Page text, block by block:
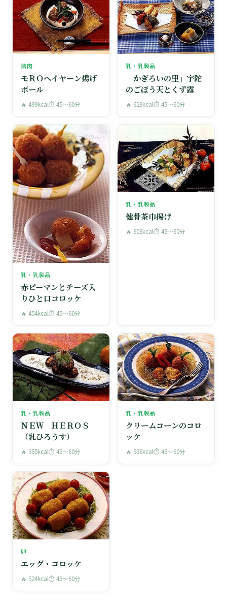
鶏肉
モＲＯヘイヤーン揚げ
ボール
🔥 499kcal⏱ 45〜60分
乳・乳製品
「かぎろいの里」宇陀
のごぼう天とくず露
🔥 629kcal⏱ 45〜60分
乳・乳製品
赤ピーマンとチーズ入
りひと口コロッケ
🔥 454kcal⏱ 45〜60分
乳・乳製品
健骨茶巾揚げ
🔥 908kcal⏱ 45〜60分
乳・乳製品
ＮＥＷ ＨＥＲＯＳ
（乳ひろうす）
🔥 355kcal⏱ 45〜60分
乳・乳製品
クリームコーンのコロ
ッケ
🔥 538kcal⏱ 45〜60分
卵
エッグ・コロッケ
🔥 524kcal⏱ 45〜60分